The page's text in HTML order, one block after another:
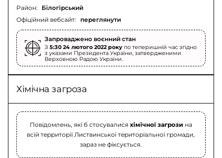
Офіційний вебсайт: переглянути
Район:
Білогірський
Запроваджено воєнний стан
З 5:30 24 лютого 2022 року по теперишній час згідно
з указами Президента України, затвердженими
Верховною Радою України.
Хімічна загроза
Повідомлень, які б стосувалися хімічної загрози на
всій территорії Листвинської територіальної громади,
зараз не фіксується.